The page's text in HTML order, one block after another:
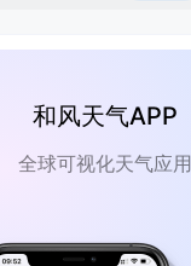
和风天气APP
全球可视化天气应用